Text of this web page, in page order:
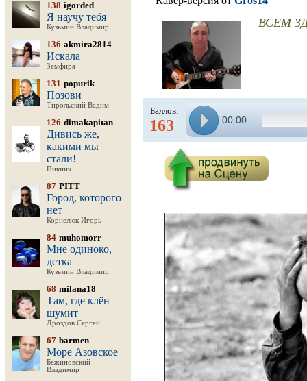
138 igorded
Я научу тебя
Кузьмин Владимир
136 akmira2814
Искала
Земфира
131 popurik
Позови
Тирольский Вадим
126 dimakapitan
Дивись же,
какими мы
стали!
Пикник
87 PITT
Город, которого
нет
Корнелюк Игорь
84 muhomorr
Мне одиноко,
детка
Кузьмин Владимир
68 milana18
Там, где клён
шумит
Дроздов Сергей
67 barmen
Море Азовское
Бажиновский
Владимир
ВСЕМ
Баллов:
163 00:00